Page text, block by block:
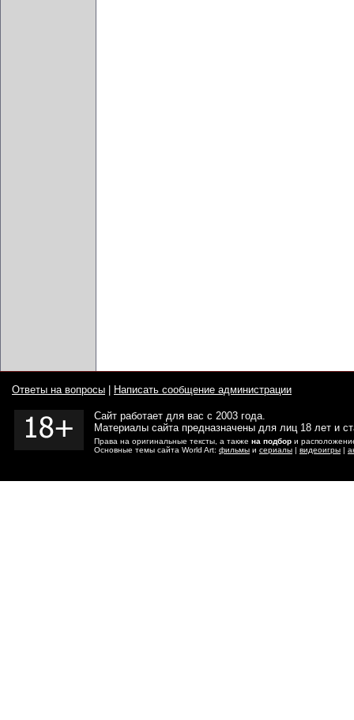
Ответы на вопросы Написать сообщение администрации
Сайт работает для вас с 2003 года.
Материалы сайта предназначены для лиц 18 лет и
Права на оригинальные тексты, а также на подбор и
Основные темы сайта World Art: фильмы и сериалы | видеоигры |